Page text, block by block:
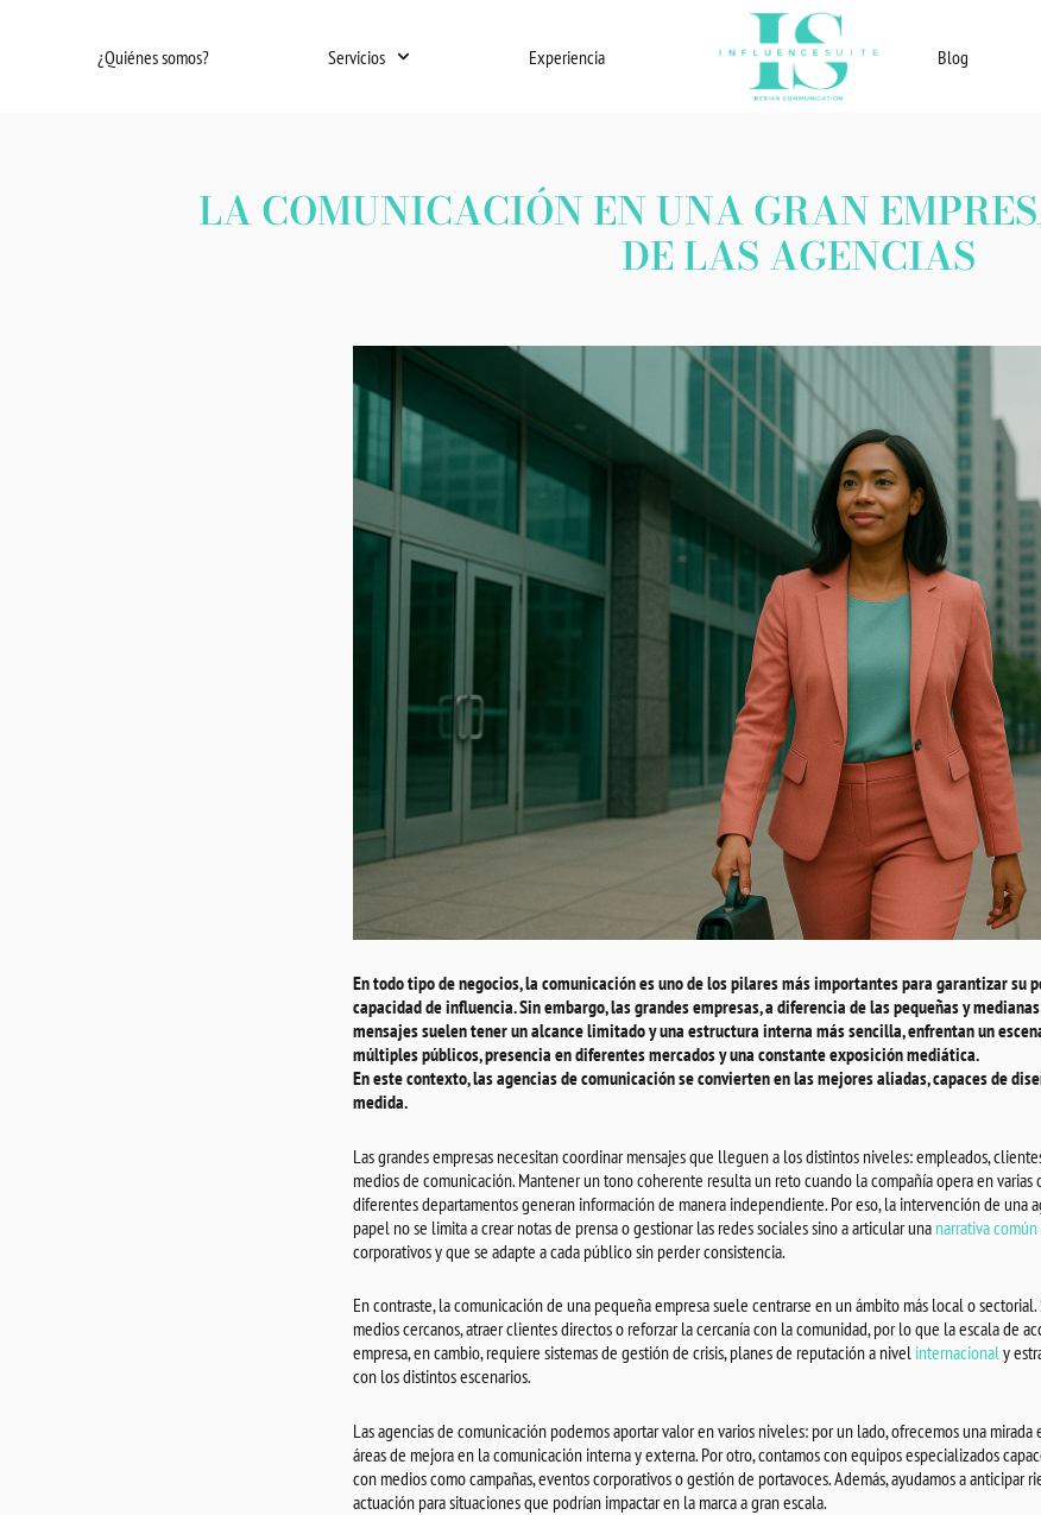
¿Quiénes somos? Servicios Experiencia Blog
LA COMUNICACIÓN EN UNA GRAN
DE LAS AGENCIAS
En todo tipo de negocios, la comunicación es uno de los pilares más importantes para garantizar su
capacidad de influencia. Sin embargo, las grandes empresas, a diferencia de las pequeñas y
mensajes suelen tener un alcance limitado y una estructura interna más sencilla, enfrentan un
múltiples públicos, presencia en diferentes mercados y una constante exposición mediática.
En este contexto, las agencias de comunicación se convierten en las mejores aliadas, capaces de
medida.
Las grandes empresas necesitan coordinar mensajes que lleguen a los distintos niveles: empleados,
medios de comunicación. Mantener un tono coherente resulta un reto cuando la compañía opera en varias
diferentes departamentos generan información de manera independiente. Por eso, la intervención de una
papel no se limita a crear notas de prensa o gestionar las redes sociales sino a articular una narrativa común
corporativos y que se adapte a cada público sin perder consistencia.
En contraste, la comunicación de una pequeña empresa suele centrarse en un ámbito más local o
medios cercanos, atraer clientes directos o reforzar la cercanía con la comunidad, por lo que la escala de
empresa, en cambio, requiere sistemas de gestión de crisis, planes de reputación a nivel internacionaly
con los distintos escenarios.
Las agencias de comunicación podemos aportar valor en varios niveles: por un lado, ofrecemos una
áreas de mejora en la comunicación interna y externa. Por otro, contamos con equipos especializados
con medios como campañas, eventos corporativos o gestión de portavoces. Además, ayudamos a anticipar
actuación para situaciones que podrían impactar en la marca a gran escala.